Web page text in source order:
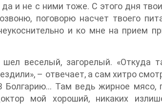
и не с ними тоже. С этого дня
поговорю насчет твоего
и ко мне на прием
веселый, загорелый. «Откуда
– отвечает, а сам хитро
Там ведь жирное мясо,
мой хороший, никаких